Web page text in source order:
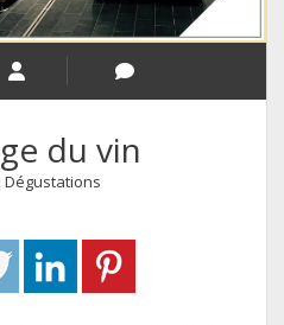
du vin
Dégustations